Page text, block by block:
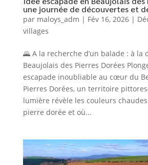
une journée de découvertes et
par maloys_adm | Fév 16, 2026|
villages
🌄 A la recherche d’un balade : à la
Beaujolais des Pierres Dorées
escapade inoubliable au cœur du
Pierres Dorées, un territoire
lumière révèle les couleurs
pierre dorée et où...